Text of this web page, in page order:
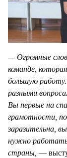
— Огромные
команде,
большую
разными
Вы первые на
грамотности,
заразительна,
нужно
страны, —